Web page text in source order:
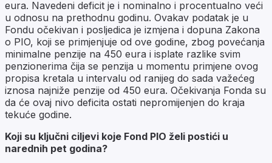
eura. Navedeni deficit je i nominalno i procentualno veći
u odnosu na prethodnu godinu. Ovakav podatak je u
Fondu očekivan i posljedica je izmjena i dopuna Zakona
o PIO, koji se primjenjuje od ove godine, zbog povećanja
minimalne penzije na 450 eura i isplate razlike svim
penzionerima čija se penzija u momentu primjene ovog
propisa kretala u intervalu od ranijeg do sada važećeg
iznosa najniže penzije od 450 eura. Očekivanja Fonda su
da će ovaj nivo deficita ostati nepromijenjen do kraja
tekuće godine.
Koji su ključni ciljevi koje Fond PIO želi postići u
narednih pet godina?